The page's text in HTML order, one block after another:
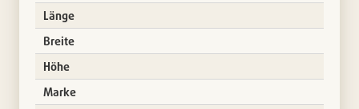
Länge
Breite
Höhe
Marke